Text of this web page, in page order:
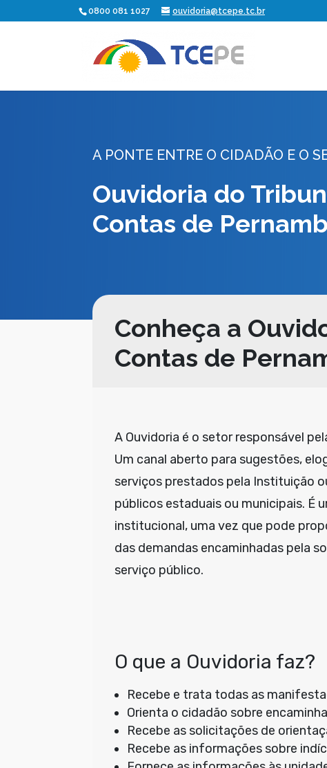
0800 081 1027 ouvidoria@tcepe.tc.br
A PONTE ENTRE O CIDADÃO E O
Ouvidoria do
Contas de
Conheça a
Contas de
A Ouvidoria é o setor responsável
Um canal aberto para sugestões,
serviços prestados pela Instituição
públicos estaduais ou municipais.
institucional, uma vez que pode
das demandas encaminhadas pela
serviço público.
O que a Ouvidoria faz?
Recebe e trata todas as
Orienta o cidadão sobre
Recebe as solicitações de
Recebe as informações sobre